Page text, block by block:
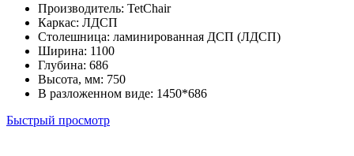
Производитель: TetChair
Каркас: ЛДСП
Столешница: ламинированная ДСП (ЛДСП)
Ширина: 1100
Глубина: 686
Высота, мм: 750
В разложенном виде: 1450*686
Быстрый просмотр